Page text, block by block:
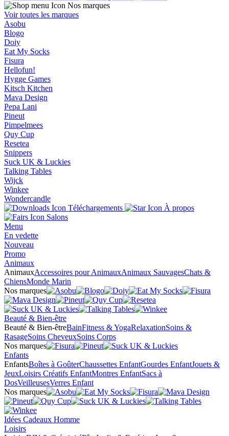
Nos marques
Voir toutes les marques
Asobu
Blogo
Doiy
Eat My Socks
Fisura
Hellofun!
Hygge Games
Kitsch Kitchen
Mava Design
Pepa Lani
Pineut
Pimpelmees
Quy Cup
Resetea
Snippers
Suck UK & Luckies
Talking Tables
Wijck
Winkee
Wondercandle
Téléchargements
À propos
Salons
Menu
En vedette
Nouveau
Promo
Animaux
AnimauxAccessoires pour AnimauxAnimaux SauvagesChats &
ChiensMonde Marin
Nos marques
Beauté & Bien-être
Beauté & Bien-êtreBainFitness & YogaRelaxationSoins &
RasageSoins CheveuxSoins Corps
Nos marques
Enfants
EnfantsBoîtes à GoûterChaussettes EnfantGourdes EnfantJouets &
JeuxLoisirs Créatifs EnfantMontres EnfantSacs à
DosVeilleusesVerres Enfant
Nos marques
Idées Cadeaux Homme
Loisirs